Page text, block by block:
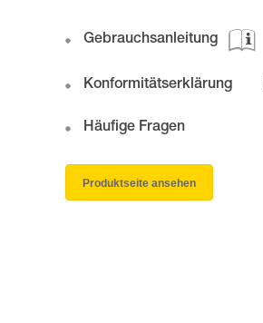
Gebrauchsanleitung
Konformitätserklärung
Häufige Fragen
Produktseite ansehen